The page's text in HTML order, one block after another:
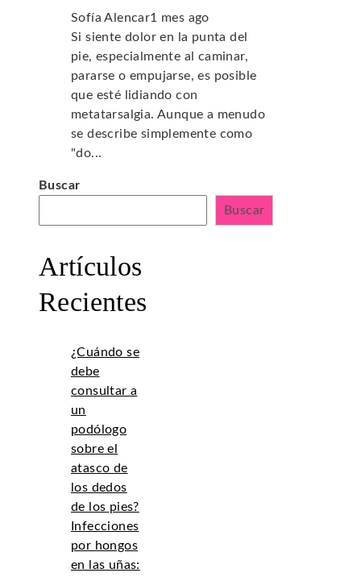
Sofía Alencar1 mes ago
Si siente dolor en la punta del
pie, especialmente al caminar,
pararse o empujarse, es posible
que esté lidiando con
metatarsalgia. Aunque a menudo
se describe simplemente como
"do...
Buscar
Buscar
Artículos
Recientes
¿Cuándo se
debe
consultar a
un
podólogo
sobre el
atasco de
los dedos
de los pies?
Infecciones
por hongos
en las uñas: